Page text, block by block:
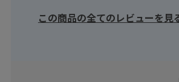
この商品の全てのレビューを見